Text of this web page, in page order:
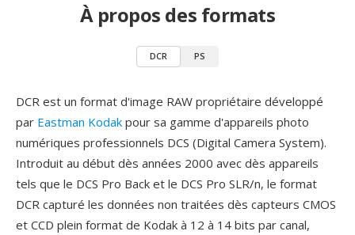
À propos des formats
DCR PS
DCR est un format d'image RAW propriétaire développé
par Eastman Kodak pour sa gamme d'appareils photo
numériques professionnels DCS (Digital Camera System).
Introduit au début dès années 2000 avec dès appareils
tels que le DCS Pro Back et le DCS Pro SLR/n, le format
DCR capturé les données non traitées dès capteurs CMOS
et CCD plein format de Kodak à 12 à 14 bits par canal,